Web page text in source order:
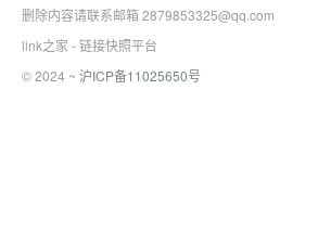
删除内容请联系邮箱 2879853325@qq.com
link之家 - 链接快照平台
© 2024 ~ 沪ICP备11025650号